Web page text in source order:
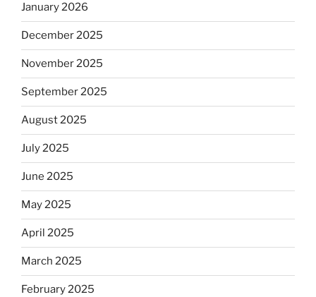
January 2026
December 2025
November 2025
September 2025
August 2025
July 2025
June 2025
May 2025
April 2025
March 2025
February 2025